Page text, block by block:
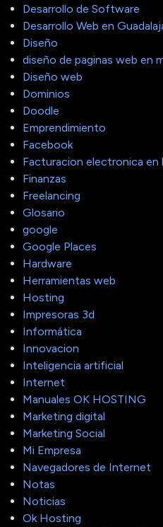
Desarrollo de Software
Desarrollo Web en
Diseño
diseño de paginas web en
Diseño web
Dominios
Doodle
Emprendimiento
Facebook
Facturacion electronica en
Finanzas
Freelancing
Glosario
google
Google Places
Hardware
Herramientas web
Hosting
Impresoras 3d
Informática
Innovacion
Inteligencia artificial
Internet
Manuales OK HOSTING
Marketing digital
Marketing Social
Mi Empresa
Navegadores de Internet
Notas
Noticias
Ok Hosting